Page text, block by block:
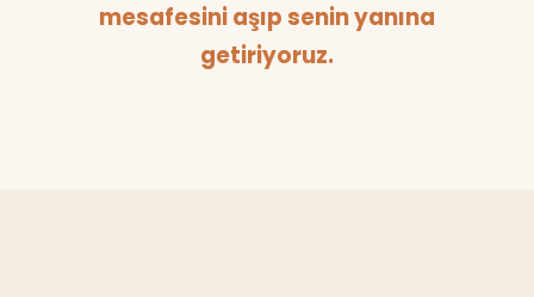
mesafesini aşıp senin yanına
getiriyoruz.